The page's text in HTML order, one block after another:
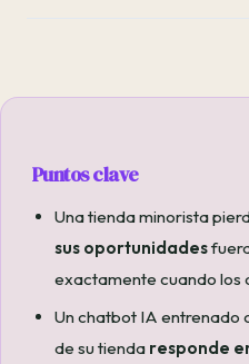
Puntos clave
Una tienda minorista
sus oportunidades
exactamente cuando los
Un chatbot IA entrenado
de su tienda responde